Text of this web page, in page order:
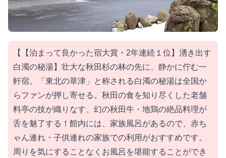
【【泊まって良かった宿大賞・2年連続１位】湧き出す
白濁の秘湯】壮大な秋田杉の林の先に、静かに佇む一
軒宿。「東北の草津」と称される白濁の秘湯は全国か
らファンが押し寄せる。秋田の食を知り尽くした老舗
料亭の技が織りなす、幻の秋田牛・地鶏の絶品料理が
舌を魅了する！館内には、家族風呂があるので、赤ち
ゃん連れ・子供連れの家族での利用がおすすめです。
周りを気にすることなくお風呂を堪能することができ